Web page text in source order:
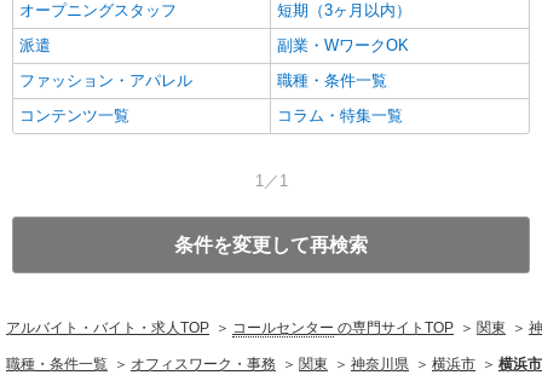
オープニングスタッフ
短期（3ヶ月以内）
派遣
副業・WワークOK
ファッション・アパレル
職種・条件一覧
コンテンツ一覧
コラム・特集一覧
1／1
条件を変更して再検索
アルバイト・バイト・求人TOP コールセンター の専門サイトTOP 関東
職種・条件一覧 オフィスワーク・事務 関東 神奈川県 横浜市 横浜